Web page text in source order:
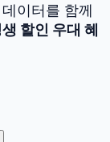
이터를 함께
할인 우대 혜